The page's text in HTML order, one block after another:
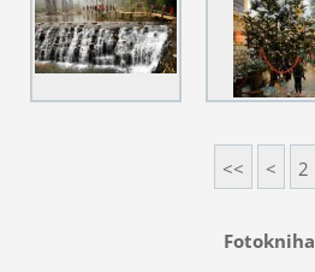
<< < 2
Fotokniha